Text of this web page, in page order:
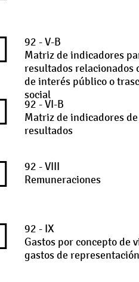
92 - V-B
Matriz de indicadores
resultados relacionados
de interés público o
social
92 - VI-B
Matriz de indicadores de
resultados
92 - VIII
Remuneraciones
92 - IX
Gastos por concepto de
gastos de representación